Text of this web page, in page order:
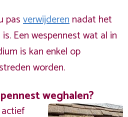
pasverwijderennadat het
Een wespennest wat al in
is kan enkel op
worden.
weghalen?